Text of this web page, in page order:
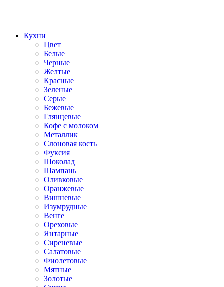
Кухни
Цвет
Белые
Черные
Желтые
Красные
Зеленые
Серые
Бежевые
Глянцевые
Кофе с молоком
Металлик
Слоновая кость
Фуксия
Шоколад
Шампань
Оливковые
Оранжевые
Вишневые
Изумрудные
Венге
Ореховые
Янтарные
Сиреневые
Салатовые
Фиолетовые
Мятные
Золотые